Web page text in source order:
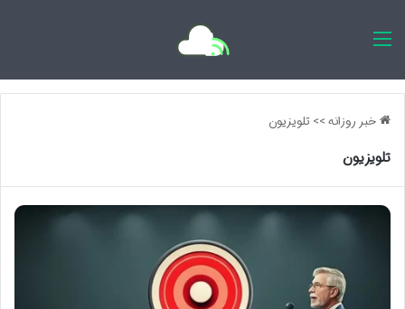
خبر روزانه>>تلویزیون
تلویزیون